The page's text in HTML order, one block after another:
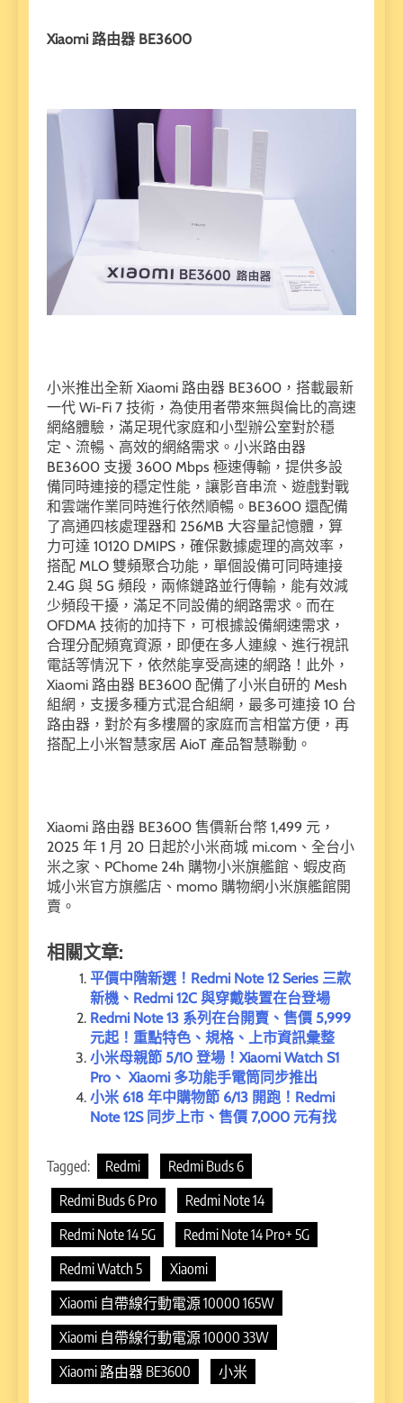
Xiaomi 路由器 BE3600
小米推出全新 Xiaomi 路由器 BE3600，搭載最新
一代 Wi-Fi 7 技術，為使用者帶來無與倫比的高速
網絡體驗，滿足現代家庭和小型辦公室對於穩
定、流暢、高效的網絡需求。小米路由器
BE3600 支援 3600 Mbps 極速傳輸，提供多設
備同時連接的穩定性能，讓影音串流、遊戲對戰
和雲端作業同時進行依然順暢。BE3600 還配備
了高通四核處理器和 256MB 大容量記憶體，算
力可達 10120 DMIPS，確保數據處理的高效率，
搭配 MLO 雙頻聚合功能，單個設備可同時連接
2.4G 與 5G 頻段，兩條鏈路並行傳輸，能有效減
少頻段干擾，滿足不同設備的網路需求。而在
OFDMA 技術的加持下，可根據設備網速需求，
合理分配頻寬資源，即便在多人連線、進行視訊
電話等情況下，依然能享受高速的網路！此外，
Xiaomi 路由器 BE3600 配備了小米自研的 Mesh
組網，支援多種方式混合組網，最多可連接 10 台
路由器，對於有多樓層的家庭而言相當方便，再
搭配上小米智慧家居 AioT 產品智慧聯動。
Xiaomi 路由器 BE3600 售價新台幣 1,499 元，
2025 年 1 月 20 日起於小米商城 mi.com、全台小
米之家、PChome 24h 購物小米旗艦館、蝦皮商
城小米官方旗艦店、momo 購物網小米旗艦館開
賣。
相關文章:
平價中階新選！Redmi Note 12 Series 三款
新機、Redmi 12C 與穿戴裝置在台登場
Redmi Note 13 系列在台開賣、售價 5,999
元起！重點特色、規格、上市資訊彙整
小米母親節 5/10 登場！Xiaomi Watch S1
Pro、 Xiaomi 多功能手電筒同步推出
小米 618 年中購物節 6/13 開跑！Redmi
Note 12S 同步上市、售價 7,000 元有找
Tagged: Redmi
Redmi Buds 6
Redmi Buds 6 Pro
Redmi Note 14
Redmi Note 14 5G
Redmi Note 14 Pro+ 5G
Redmi Watch 5
Xiaomi
Xiaomi 自帶線行動電源 10000 165W
Xiaomi 自帶線行動電源 10000 33W
Xiaomi 路由器 BE3600
小米